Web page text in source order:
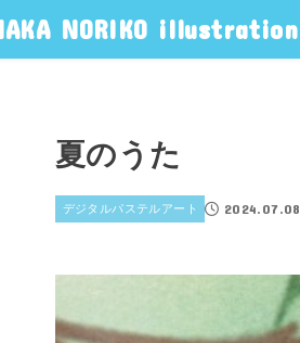
NORIKO illustration
夏のうた
デジタルパステルアート 2024.07.08